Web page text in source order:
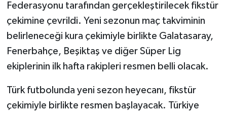
Federasyonu tarafından gerçekleştirilecek fikstür
çekimine çevrildi. Yeni sezonun maç takviminin
belirleneceği kura çekimiyle birlikte Galatasaray,
Fenerbahçe, Beşiktaş ve diğer Süper Lig
ekiplerinin ilk hafta rakipleri resmen belli olacak.
Türk futbolunda yeni sezon heyecanı, fikstür
çekimiyle birlikte resmen başlayacak. Türkiye